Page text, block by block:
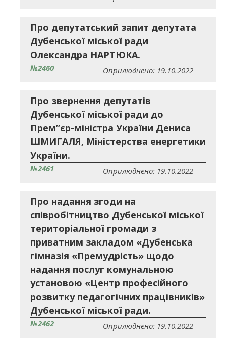
Про депутатський запит депутата
Дубенської міської ради
Олександра НАРТЮКА.
№2460 Оприлюднено: 19.10.2022
Про звернення депутатів
Дубенської міської ради до
Прем”єр-міністра України Дениса
ШМИГАЛЯ, Міністерства енергетики
України.
№2461 Оприлюднено: 19.10.2022
Про надання згоди на
співробітництво Дубенської міської
територіальної громади з
приватним закладом «Дубенська
гімназія «Премудрість» щодо
надання послуг комунальною
установою «Центр професійного
розвитку педагогічних працівників»
Дубенської міської ради.
№2462 Оприлюднено: 19.10.2022